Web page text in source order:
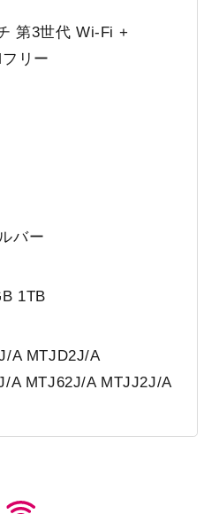
第3世代 Wi-Fi +
リー
バー
1TB
A MTJD2J/A
A MTJ62J/A MTJJ2J/A